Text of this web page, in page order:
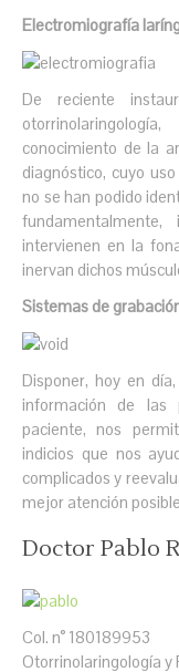
Electromiografía
De reciente
conocimiento de la
diagnóstico, cuyo
no se han podido
intervienen en la
inervan dichos
Sistemas de
Disponer, hoy en
información de las
paciente, nos
indicios que nos
complicados y
mejor atención
Doctor Pablo
Col. n° 180189953
Otorrinolaringología y